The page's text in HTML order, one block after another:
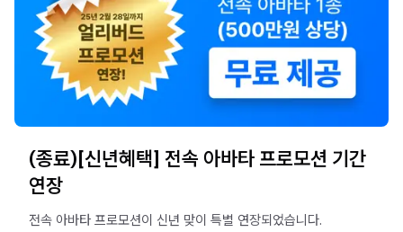
(종료)[신년혜택] 전속 아바타 프로모션 기간
연장
전속 아바타 프로모션이 신년 맞이 특별 연장되었습니다.